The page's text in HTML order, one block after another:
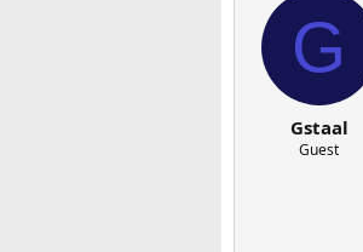
t
e
l
t
a
m
G
Gstaal
Guest